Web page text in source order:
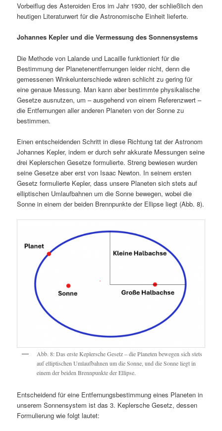
Vorbeiflug des Asteroiden Eros im Jahr 1930, der schließlich den
heutigen Literaturwert für die Astronomische Einheit lieferte.
Johannes Kepler und die Vermessung des Sonnensystems
Die Methode von Lalande und Lacaille funktioniert für die
Bestimmung der Planetenentfernungen leider nicht, denn die
gemessenen Winkelunterschiede wären schlicht zu gering für
eine genaue Messung. Man kann aber bestimmte physikalische
Gesetze ausnutzen, um – ausgehend von einem Referenzwert –
die Entfernungen aller anderen Planeten von der Sonne zu
bestimmen.
Einen entscheidenden Schritt in diese Richtung tat der Astronom
Johannes Kepler, indem er durch sehr akkurate Messungen seine
drei Keplerschen Gesetze formulierte. Streng bewiesen wurden
seine Gesetze aber erst von Isaac Newton. In seinem ersten
Gesetz formulierte Kepler, dass unsere Planeten sich stets auf
elliptischen Umlaufbahnen um die Sonne bewegen, wobei die
Sonne in einem der beiden Brennpunkte der Ellipse liegt (Abb. 8).
Abb. 8: Das erste Keplersche Gesetz – die Planeten bewegen sich stets
auf elliptischen Umlaufbahnen um die Sonne, und die Sonne liegt in
einem der beiden Brennpunkte der Ellipse.
Entscheidend für eine Entfernungsbestimmung eines Planeten in
unserem Sonnensystem ist das 3. Keplersche Gesetz, dessen
Formulierung wie folgt lautet: